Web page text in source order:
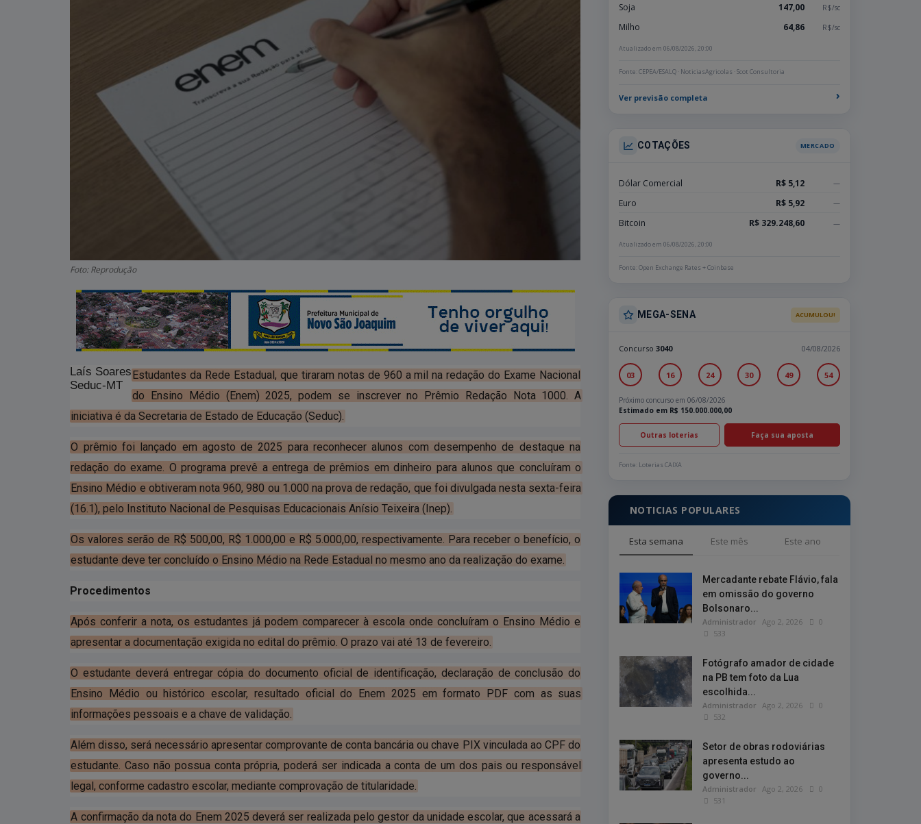
Foto: Reprodução
Laís Soares
Seduc-MT
Estudantes da Rede Estadual, que tiraram notas de 960 a mil na redação do Exame Nacional
do Ensino Médio (Enem) 2025, podem se inscrever no Prêmio Redação Nota 1000. A
iniciativa é da Secretaria de Estado de Educação (Seduc).
O prêmio foi lançado em agosto de 2025 para reconhecer alunos com desempenho de destaque na
redação do exame. O programa prevê a entrega de prêmios em dinheiro para alunos que concluíram o
Ensino Médio e obtiveram nota 960, 980 ou 1.000 na prova de redação, que foi divulgada nesta sexta-feira
(16.1), pelo Instituto Nacional de Pesquisas Educacionais Anísio Teixeira (Inep).
Os valores serão de R$ 500,00, R$ 1.000,00 e R$ 5.000,00, respectivamente. Para receber o benefício, o
estudante deve ter concluído o Ensino Médio na Rede Estadual no mesmo ano da realização do exame.
Procedimentos
Após conferir a nota, os estudantes já podem comparecer à escola onde concluíram o Ensino Médio e
apresentar a documentação exigida no edital do prêmio. O prazo vai até 13 de fevereiro.
O estudante deverá entregar cópia do documento oficial de identificação, declaração de conclusão do
Ensino Médio ou histórico escolar, resultado oficial do Enem 2025 em formato PDF com as suas
informações pessoais e a chave de validação.
Além disso, será necessário apresentar comprovante de conta bancária ou chave PIX vinculada ao CPF do
estudante. Caso não possua conta própria, poderá ser indicada a conta de um dos pais ou responsável
legal, conforme cadastro escolar, mediante comprovação de titularidade.
A confirmação da nota do Enem 2025 deverá ser realizada pelo gestor da unidade escolar, que acessará a
Soja 147,00 R$/sc
Milho 64,86 R$/sc
Atualizado em 06/08/2026, 20:00
Fonte: CEPEA/ESALQ · NoticiasAgricolas · Scot Consultoria
Ver previsão completa ›
COTAÇÕES MERCADO
Dólar Comercial R$ 5,12 —
Euro R$ 5,92 —
Bitcoin R$ 329.248,60 —
Atualizado em 06/08/2026, 20:00
Fonte: Open Exchange Rates + Coinbase
MEGA-SENA ACUMULOU!
Concurso 3040 04/08/2026
03 16 24 30 49 54
Próximo concurso em 06/08/2026
Estimado em R$ 150.000.000,00
Outras loterias Faça sua aposta
Fonte: Loterias CAIXA
NOTICIAS POPULARES
Esta semana Este mês Este ano
Mercadante rebate Flávio, fala
em omissão do governo
Bolsonaro...
Administrador Ago 2, 2026
0
533
Fotógrafo amador de cidade
na PB tem foto da Lua
escolhida...
Administrador Ago 2, 2026
0
532
Setor de obras rodoviárias
apresenta estudo ao
governo...
Administrador Ago 2, 2026
0
531